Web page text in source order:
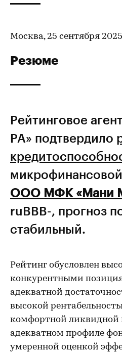
Москва, 25 сентября 2025
Резюме
Рейтинговое
РА» подтвердило
ООО МФК «Мани
ruBBB-, прогноз
стабильный.
Рейтинг обусловлен
конкурентными
адекватной
высокой
комфортной ликвидной
адекватном профиле
умеренной оценкой